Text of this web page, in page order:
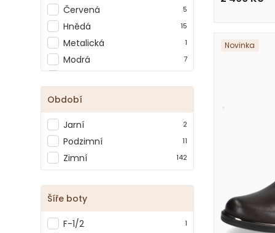
Novinka
Wild 3
Červená 5
Hnědá 15
Metalická 1
Modrá 7
Šedá
Zelená 8
Žlutá 4
Období
Jarní 2
Podzimní 11
Zimní 142
Šíře boty
F-1/2 1